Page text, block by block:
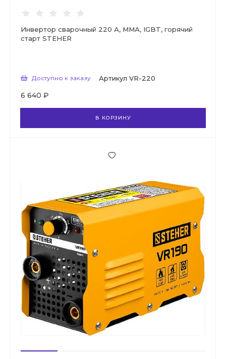
Инвертор сварочный 220 А, ММА, IGBT, горячий
старт STEHER
Доступно к заказу Артикул VR-220
6 640 ₽
В КОРЗИНУ